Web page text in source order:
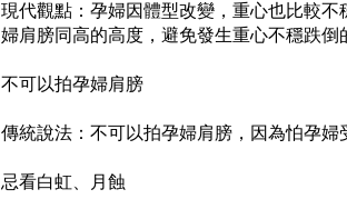
現代觀點：孕婦因體型改變，重心也比較
婦肩膀同高的高度，避免發生重心不穩跌倒
不可以拍孕婦肩膀
傳統說法：不可以拍孕婦肩膀，因為怕孕婦
忌看白虹、月蝕